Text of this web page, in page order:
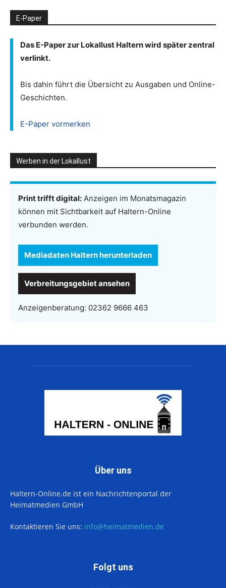
E-Paper
Das E-Paper zur Lokallust Haltern wird später zentral
verlinkt.
Bis dahin führt die Übersicht zu Ausgaben und Online-
Geschichten.
E-Paper vormerken
Werben in der Lokallust
Print trifft digital: Anzeigen im Monatsmagazin
können mit Sichtbarkeit auf Haltern-Online
verbunden werden.
Mediadaten Haltern herunterladen
Verbreitungsgebiet ansehen
Anzeigenberatung: 02362 9666 463
Über uns
Haltern-Online.de ist ein Nachrichtenportal der
Heimatmedien GmbH
Kontaktieren Sie uns: info@heimatmedien.de
Folgt uns